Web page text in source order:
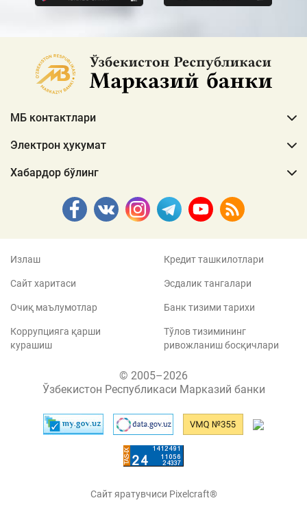
МБ контактлари
Электрон ҳукумат
Хабардор бўлинг
Излаш
Сайт харитаси
Очиқ маълумотлар
Коррупцияга қарши
курашиш
Кредит ташкилотлари
Эсдалик тангалари
Банк тизими тарихи
Тўлов тизимининг
ривожланиш босқичлари
© 2005–2026
Ўзбекистон Республикаси Марказий банки
Сайт яратувчиси Pixelcraft®